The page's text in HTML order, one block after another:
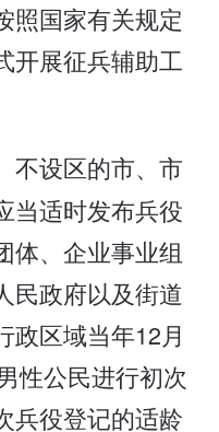
照国家有关规定
开展征兵辅助工
不设区的市、市
当适时发布兵役
体、企业事业组
民政府以及街道
政区域当年12月
性公民进行初次
兵役登记的适龄